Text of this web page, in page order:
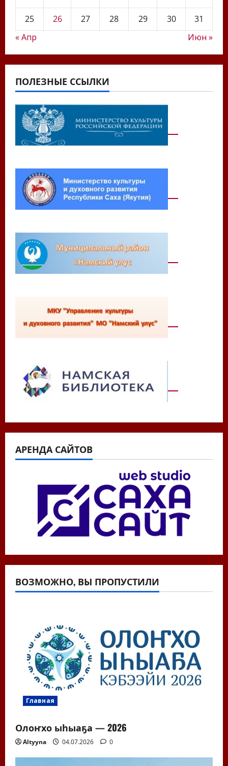
25
26 27 28 29 30
31
« Апр
Июн »
ПОЛЕЗНЫЕ ССЫЛКИ
АРЕНДА САЙТОВ
ВОЗМОЖНО, ВЫ ПРОПУСТИЛИ
Главная
Олоҥхо ыһыаҕа — 2026
Altyyna 04.07.2026 0